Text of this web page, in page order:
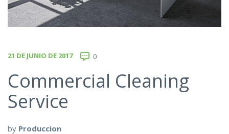
21 DE JUNIO DE 2017 0
Commercial Cleaning
Service
by Produccion